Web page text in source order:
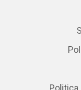
Politica